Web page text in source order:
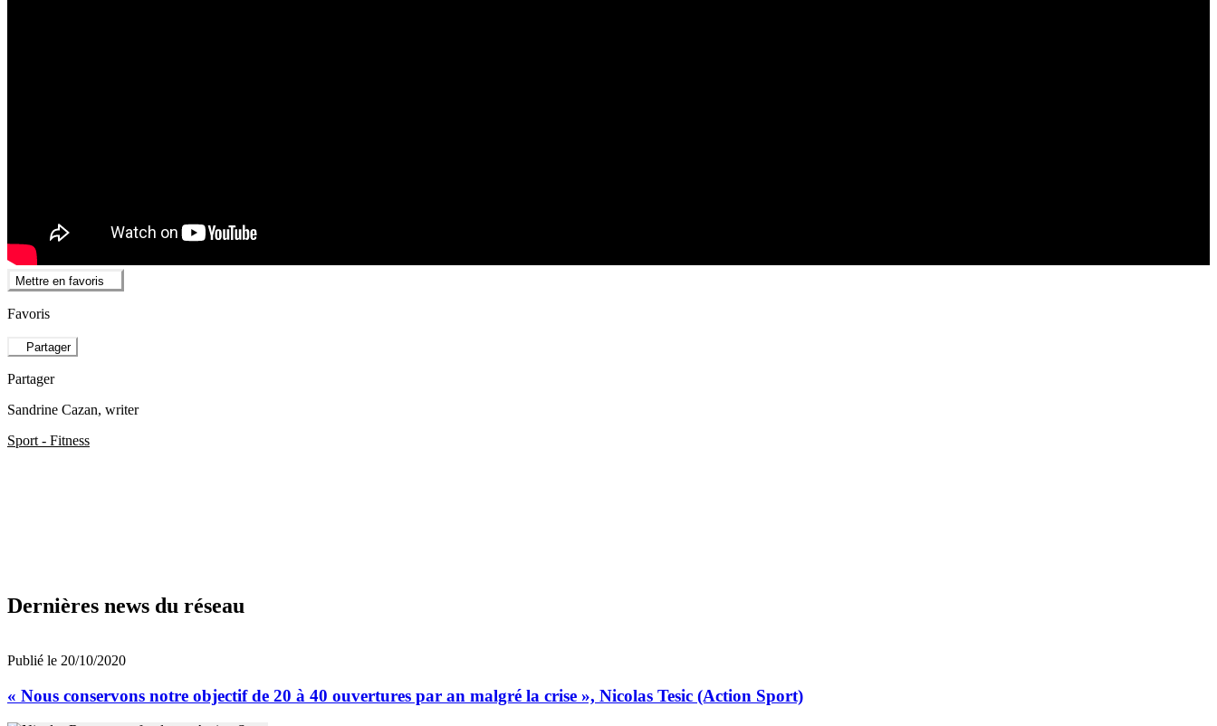
Mettre en favoris
Favoris
Partager
Partager
Sandrine Cazan, writer
Sport - Fitness
Dernières news du réseau
Publié le 20/10/2020
« Nous conservons notre objectif de 20 à 40 ouvertures par an malgré la crise », Nicolas Tesic (Action Sport)